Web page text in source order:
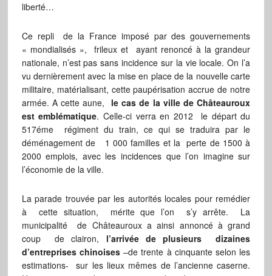
liberté…
Ce repli de la France imposé par des gouvernements
« mondialisés », frileux et ayant renoncé à la grandeur
nationale, n’est pas sans incidence sur la vie locale. On l’a
vu dernièrement avec la mise en place de la nouvelle carte
militaire, matérialisant, cette paupérisation accrue de notre
armée. A cette aune, le cas de la ville de Châteauroux
est emblématique. Celle-ci verra en 2012 le départ du
517éme régiment du train, ce qui se traduira par le
déménagement de 1 000 familles et la perte de 1500 à
2000 emplois, avec les incidences que l’on imagine sur
l’économie de la ville.
La parade trouvée par les autorités locales pour remédier
à cette situation, mérite que l’on s’y arrête. La
municipalité de Châteauroux a ainsi annoncé à grand
coup de clairon, l’arrivée de plusieurs dizaines
d’entreprises chinoises –de trente à cinquante selon les
estimations- sur les lieux mêmes de l’ancienne caserne.